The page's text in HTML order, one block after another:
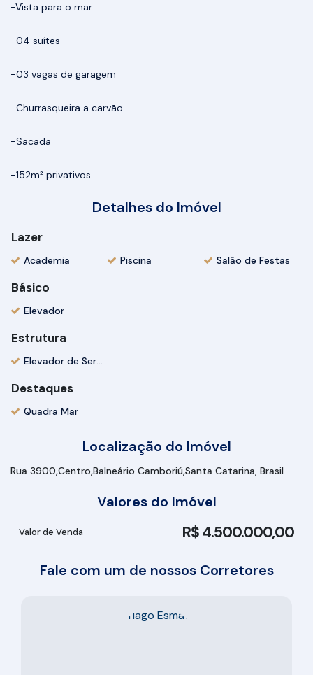
-Vista para o mar
-04 suítes
-03 vagas de garagem
-Churrasqueira a carvão
-Sacada
-152m² privativos
Detalhes do Imóvel
Lazer
Academia Piscina Salão de Festas
Básico
Elevador
Estrutura
Elevador de Serviço
Destaques
Quadra Mar
Localização do Imóvel
Rua 3900 Centro Balneário CamboriúSanta Catarina, Brasil
Valores do Imóvel
R$4.500.000,00
Valor de Venda
Fale com um de nossos Corretores